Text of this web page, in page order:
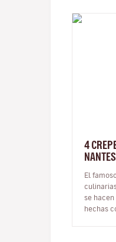
4
NANTES
El
se hacen
hechas